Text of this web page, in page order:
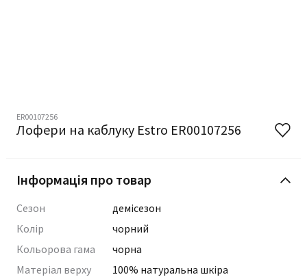
ER00107256
Лофери на каблуку Estro ER00107256
Інформація про товар
Сезон
демісезон
Колір
чорний
Кольорова гама
чорна
Матеріал верху
100% натуральна шкіра